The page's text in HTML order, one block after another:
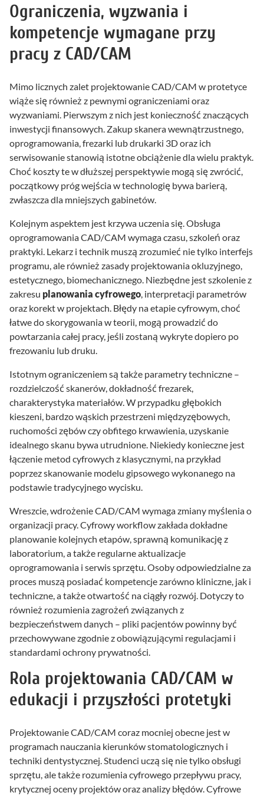
Ograniczenia, wyzwania i
kompetencje wymagane przy
pracy z CAD/CAM
Mimo licznych zalet projektowanie CAD/CAM w protetyce
wiąże się również z pewnymi ograniczeniami oraz
wyzwaniami. Pierwszym z nich jest konieczność znaczących
inwestycji finansowych. Zakup skanera wewnątrzustnego,
oprogramowania, frezarki lub drukarki 3D oraz ich
serwisowanie stanowią istotne obciążenie dla wielu praktyk.
Choć koszty te w dłuższej perspektywie mogą się zwrócić,
początkowy próg wejścia w technologię bywa barierą,
zwłaszcza dla mniejszych gabinetów.
Kolejnym aspektem jest krzywa uczenia się. Obsługa
oprogramowania CAD/CAM wymaga czasu, szkoleń oraz
praktyki. Lekarz i technik muszą zrozumieć nie tylko interfejs
programu, ale również zasady projektowania okluzyjnego,
estetycznego, biomechanicznego. Niezbędne jest szkolenie z
zakresu planowania cyfrowego, interpretacji parametrów
oraz korekt w projektach. Błędy na etapie cyfrowym, choć
łatwe do skorygowania w teorii, mogą prowadzić do
powtarzania całej pracy, jeśli zostaną wykryte dopiero po
frezowaniu lub druku.
Istotnym ograniczeniem są także parametry techniczne –
rozdzielczość skanerów, dokładność frezarek,
charakterystyka materiałów. W przypadku głębokich
kieszeni, bardzo wąskich przestrzeni międzyzębowych,
ruchomości zębów czy obfitego krwawienia, uzyskanie
idealnego skanu bywa utrudnione. Niekiedy konieczne jest
łączenie metod cyfrowych z klasycznymi, na przykład
poprzez skanowanie modelu gipsowego wykonanego na
podstawie tradycyjnego wycisku.
Wreszcie, wdrożenie CAD/CAM wymaga zmiany myślenia o
organizacji pracy. Cyfrowy workflow zakłada dokładne
planowanie kolejnych etapów, sprawną komunikację z
laboratorium, a także regularne aktualizacje
oprogramowania i serwis sprzętu. Osoby odpowiedzialne za
proces muszą posiadać kompetencje zarówno kliniczne, jak i
techniczne, a także otwartość na ciągły rozwój. Dotyczy to
również rozumienia zagrożeń związanych z
bezpieczeństwem danych – pliki pacjentów powinny być
przechowywane zgodnie z obowiązującymi regulacjami i
standardami ochrony prywatności.
Rola projektowania CAD/CAM w
edukacji i przyszłości protetyki
Projektowanie CAD/CAM coraz mocniej obecne jest w
programach nauczania kierunków stomatologicznych i
techniki dentystycznej. Studenci uczą się nie tylko obsługi
sprzętu, ale także rozumienia cyfrowego przepływu pracy,
krytycznej oceny projektów oraz analizy błędów. Cyfrowe